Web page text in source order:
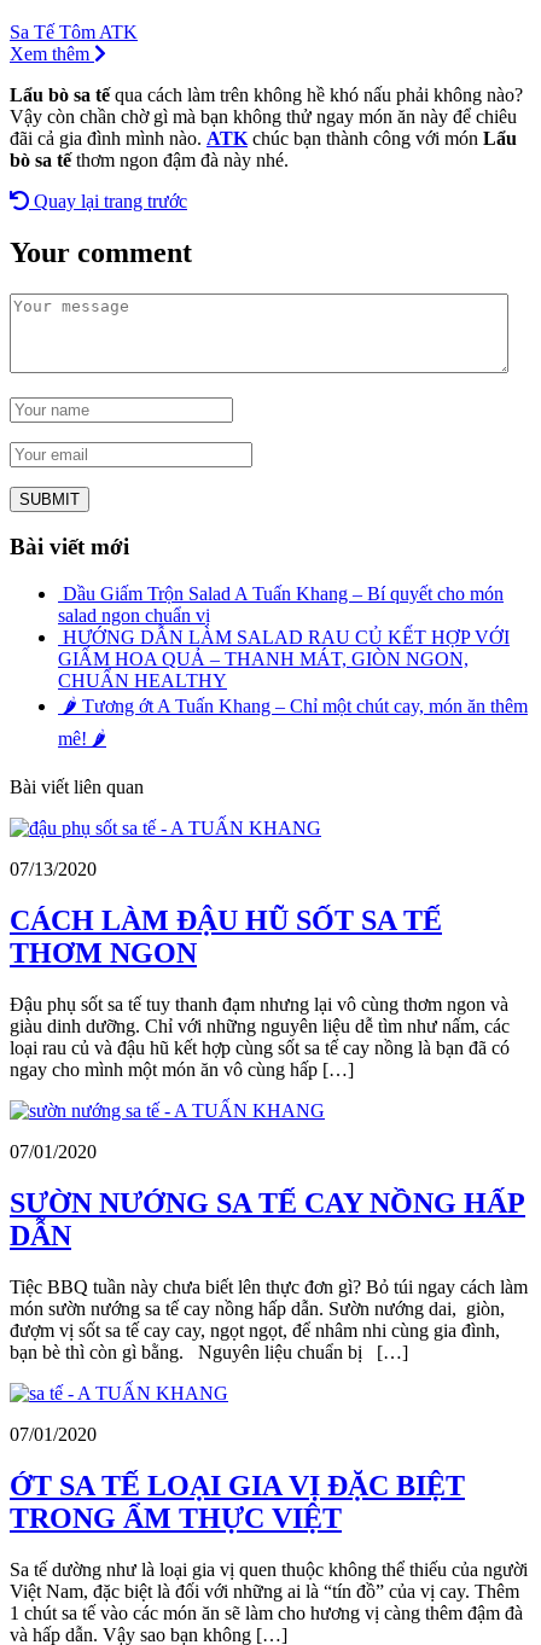
Sa Tế Tôm ATK
Xem thêm
Lẩu bò sa tếqua cách làm trên không hề khó nấu phải không nào?
Vậy còn chần chờ gì mà bạn không thử ngay món ăn này để chiêu
đãi cả gia đình mình nào. ATK chúc bạn thành công với món Lẩu
bò sa tếthơm ngon đậm đà này nhé.
Quay lại trang trước
Your comment
Bài viết mới
Dầu Giấm Trộn Salad A Tuấn Khang – Bí quyết cho món
salad ngon chuẩn vị
HƯỚNG DẪN LÀM SALAD RAU CỦ KẾT HỢP VỚI
GIẤM HOA QUẢ – THANH MÁT, GIÒN NGON,
CHUẨN HEALTHY
🌶️ Tương ớt A Tuấn Khang – Chỉ một chút cay, món ăn thêm
mê! 🌶️
Bài viết liên quan
07/13/2020
CÁCH LÀM ĐẬU HŨ SỐT SA TẾ
THƠM NGON
Đậu phụ sốt sa tế tuy thanh đạm nhưng lại vô cùng thơm ngon và
giàu dinh dưỡng. Chỉ với những nguyên liệu dễ tìm như nấm, các
loại rau củ và đậu hũ kết hợp cùng sốt sa tế cay nồng là bạn đã có
ngay cho mình một món ăn vô cùng hấp […]
07/01/2020
SƯỜN NƯỚNG SA TẾ CAY NỒNG HẤP
DẪN
Tiệc BBQ tuần này chưa biết lên thực đơn gì? Bỏ túi ngay cách làm
món sườn nướng sa tế cay nồng hấp dẫn. Sườn nướng dai, giòn,
đượm vị sốt sa tế cay cay, ngọt ngọt, để nhâm nhi cùng gia đình,
bạn bè thì còn gì bằng. Nguyên liệu chuẩn bị […]
07/01/2020
ỚT SA TẾ LOẠI GIA VỊ ĐẶC BIỆT
TRONG ẨM THỰC VIỆT
Sa tế dường như là loại gia vị quen thuộc không thể thiếu của người
Việt Nam, đặc biệt là đối với những ai là “tín đồ” của vị cay. Thêm
1 chút sa tế vào các món ăn sẽ làm cho hương vị càng thêm đậm đà
và hấp dẫn. Vậy sao bạn không […]